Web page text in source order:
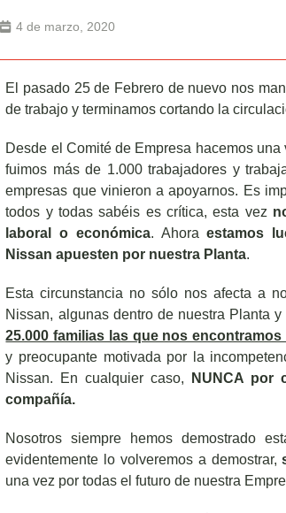
4 de marzo, 2020
El pasado 25 de Febrero de nuevo nos
de trabajo y terminamos cortando la
Desde el Comité de Empresa hacemos
fuimos más de 1.000 trabajadores y
empresas que vinieron a apoyarnos. Es
todos y todas sabéis es crítica, esta vez
laboral o económica. Ahoraestamos
Nissan apuesten por nuestra Planta.
Esta circunstancia no sólo nos afecta a
Nissan, algunas dentro de nuestra Planta
25.000 familias las que nos
y preocupante motivada por la
Nissan. En cualquier caso,
NUNCA por
compañía.
Nosotros siempre hemos demostrado
evidentemente lo volveremos a demostrar,
una vez por todas el futuro de nuestra